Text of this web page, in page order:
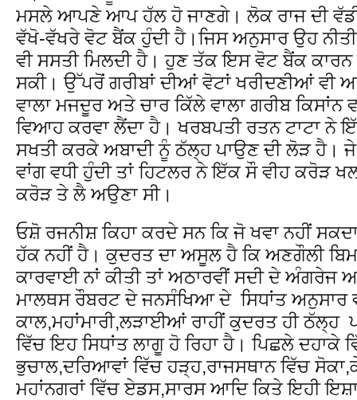
ਮਸਲੇ ਆਪਣੇ ਆਪ ਹੱਲ ਹੋ ਜਾਣਗੇ। ਲੋਕ ਰਾਜ ਦੀ
ਵੱਖੋ-ਵੱਖਰੇ ਵੋਟ ਬੈਂਕ ਹੁੰਦੀ ਹੈ।ਜਿਸ ਅਨੁਸਾਰ ਉਹ
ਵੀ ਸਸਤੀ ਮਿਲਦੀ ਹੈ। ਹੁਣ ਤੱਕ ਇਸ ਵੋਟ ਬੈਂਕ ਕਾਰਨ
ਸਕੀ। ਉੱਪਰੋਂ ਗਰੀਬਾਂ ਦੀਆਂ ਵੋਟਾਂ ਖਰੀਦਣੀਆਂ ਵੀ
ਵਾਲਾ ਮਜਦੂਰ ਅਤੇ ਚਾਰ ਕਿੱਲੇ ਵਾਲਾ ਗਰੀਬ
ਵਿਆਹ ਕਰਵਾ ਲੈਂਦਾ ਹੈ। ਖਰਬਪਤੀ ਰਤਨ ਟਾਟਾ ਨੇ
ਸਖਤੀ ਕਰਕੇ ਅਬਾਦੀ ਨੂੰ ਠੱਲ੍ਹ ਪਾਉਣ ਦੀ ਲੋੜ ਹੈ।
ਵਾਂਗ ਵਧੀ ਹੁੰਦੀ ਤਾਂ ਹਿਟਲਰ ਨੇ ਇੱਕ ਸੌ ਵੀਹ ਕਰੋੜ
ਕਰੋੜ ਤੇ ਲੈ ਅਉਣਾ ਸੀ।
ਓਸ਼ੋ ਰਜਨੀਸ਼ ਕਿਹਾ ਕਰਦੇ ਸਨ ਕਿ ਜੋ ਖਵਾ ਨਹੀਂ
ਹੱਕ ਨਹੀਂ ਹੈ। ਕੁਦਰਤ ਦਾ ਅਸੂਲ ਹੈ ਕਿ ਅਣਗੌਲੀ
ਕਾਰਵਾਈ ਨਾਂ ਕੀਤੀ ਤਾਂ ਅਠਾਰਵੀਂ ਸਦੀ ਦੇ ਅੰਗਰੇਜ
ਮਾਲਥਸ ਰੌਬਰਟ ਦੇ ਜਨਸੰਖਿਆ ਦੇ ਸਿਧਾਂਤ ਅਨੁਸਾਰ
ਕਾਲ,ਮਹਾਂਮਾਰੀ,ਲੜਾਈਆਂ ਰਾਹੀਂ ਕੁਦਰਤ ਹੀ ਠੱਲ੍ਹ
ਵਿੱਚ ਇਹ ਸਿਧਾਂਤ ਲਾਗੂ ਹੋ ਰਿਹਾ ਹੈ। ਪਿਛਲੇ ਦਹਾਕੇ
ਭੁਚਾਲ,ਦਰਿਆਵਾਂ ਵਿੱਚ ਹੜ੍ਹ,ਰਾਜਸਥਾਨ ਵਿੱਚ
ਮਹਾਂਨਗਰਾਂ ਵਿੱਚ ਏਡਸ,ਸਾਰਸ ਆਦਿ ਕਿਤੇ ਇਹੀ